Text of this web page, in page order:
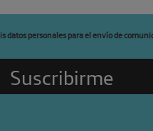
datos personales para el envío de